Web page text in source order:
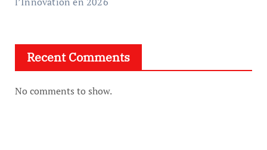
Recent Comments
No comments to show.